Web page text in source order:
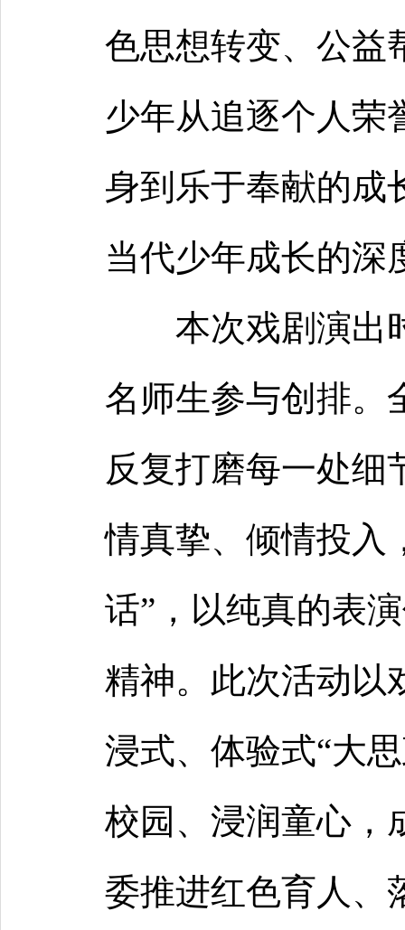
色思想转变、公益
少年从追逐个人荣
身到乐于奉献的成
当代少年成长的深
本次戏剧演出
名师生参与创排。
反复打磨每一处细
情真挚、倾情投入
话”，以纯真的表
精神。此次活动以
浸式、体验式“大
校园、浸润童心，
委推进红色育人、